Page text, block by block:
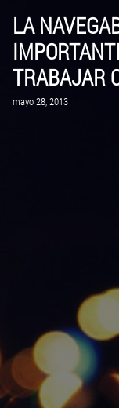
LA
TRABAJAR
mayo 28, 2013